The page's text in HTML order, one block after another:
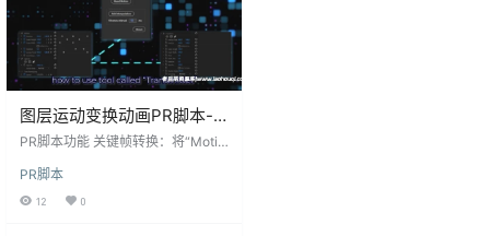
图层运动变换动画PR脚本-
Transmitter v1.2.0 for
PR脚本功能 关键帧转换：将“Motio
效果。 一键重置：通过点击按钮，
快速重置“Motion”效果。 插值添
PR脚本
12 0